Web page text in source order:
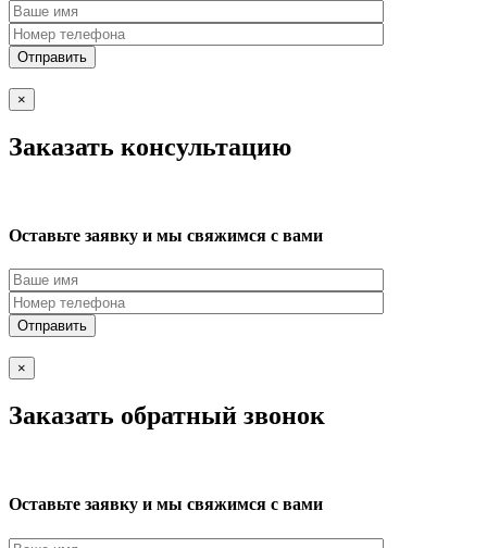
×
Заказать консультацию
Оставьте заявку и мы свяжимся с вами
×
Заказать обратный звонок
Оставьте заявку и мы свяжимся с вами